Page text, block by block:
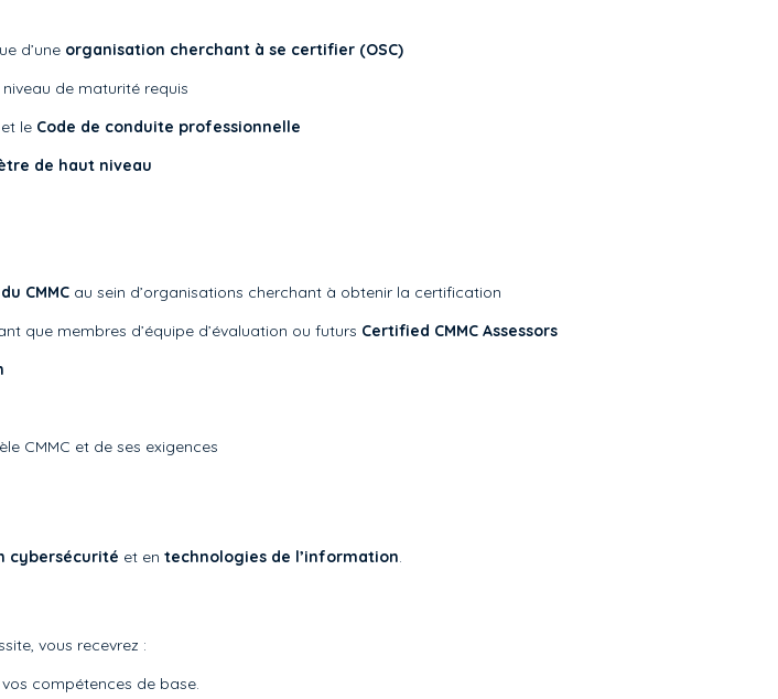
d’une organisation cherchant à se certifier (OSC)
niveau de maturité requis
le Code de conduite professionnelle
de haut niveau
CMMC au sein d’organisations cherchant à obtenir la certification
que membres d’équipe d’évaluation ou futurs Certified CMMC Assessors
CMMC et de ses exigences
cybersécurité et en technologies de l’information.
vous recevrez :
compétences de base.